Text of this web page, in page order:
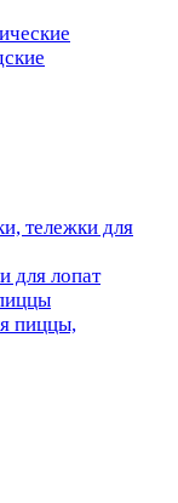
тележки для
для лопат
пиццы,